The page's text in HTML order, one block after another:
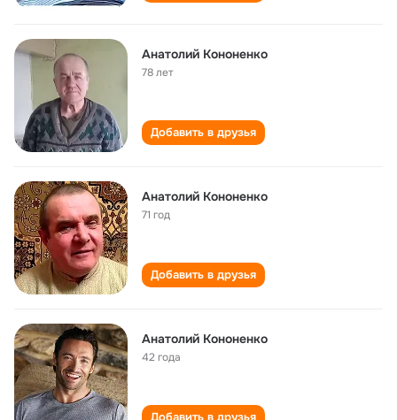
Анатолий Кононенко
78 лет
Добавить в друзья
Анатолий Кононенко
71 год
Добавить в друзья
Анатолий Кононенко
42 года
Добавить в друзья